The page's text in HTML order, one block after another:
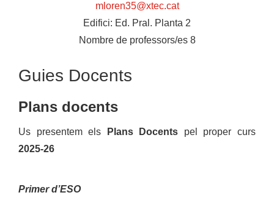
mloren35@xtec.cat
Edifici: Ed. Pral. Planta 2
Nombre de professors/es8
Guies Docents
Plans docents
Us presentem els Plans Docents pel proper curs
2025-26
Primer d’ESO